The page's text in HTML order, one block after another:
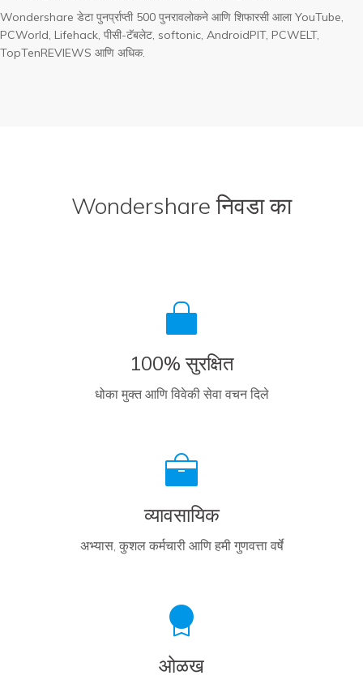
Wondershare डेटा पुनर्प्राप्ती 500 पुनरावलोकने आणि शिफारसी आला YouTube,
PCWorld, Lifehack, पीसी-टॅबलेट, softonic, AndroidPIT, PCWELT,
TopTenREVIEWS आणि अधिक.
Wondershare निवडा का
100% सुरक्षित
धोका मुक्त आणि विवेकी सेवा वचन दिले
व्यावसायिक
अभ्यास, कुशल कर्मचारी आणि हमी गुणवत्ता वर्षे
ओळख